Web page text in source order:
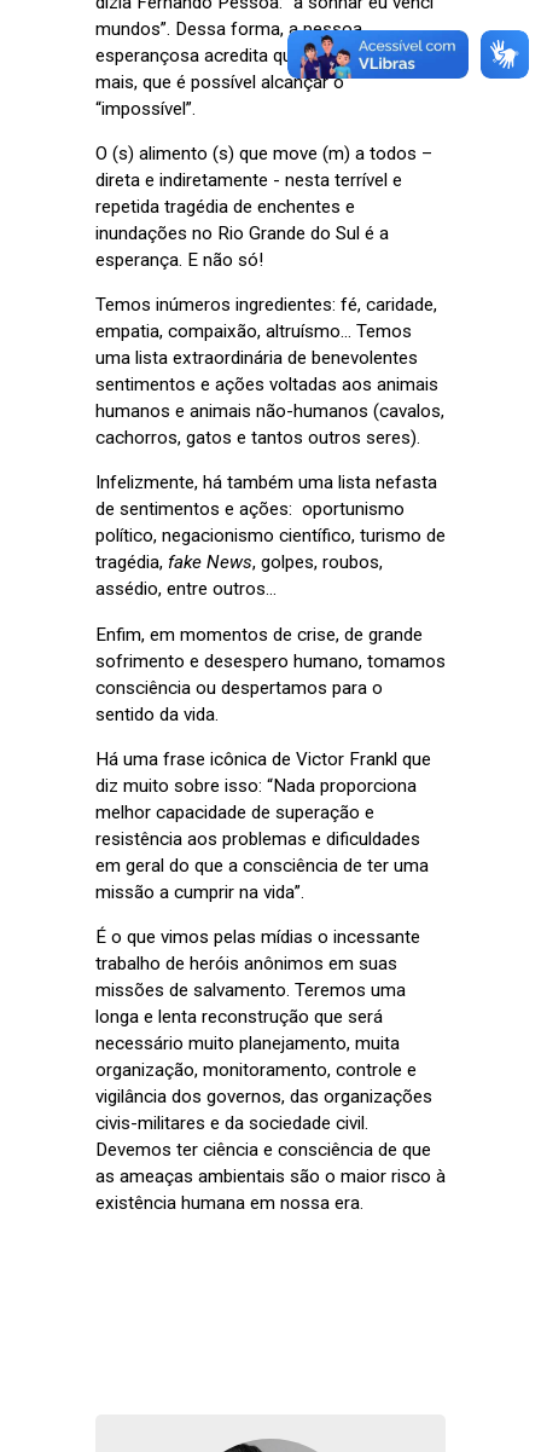
mundos”. Dessa forma, a pessoa
esperançosa acredita que é capaz de algo
mais, que é possível alcançar o
“impossível”.
O (s) alimento (s) que move (m) a todos –
direta e indiretamente - nesta terrível e
repetida tragédia de enchentes e
inundações no Rio Grande do Sul é a
esperança. E não só!
Temos inúmeros ingredientes: fé, caridade,
empatia, compaixão, altruísmo... Temos
uma lista extraordinária de benevolentes
sentimentos e ações voltadas aos animais
humanos e animais não-humanos (cavalos,
cachorros, gatos e tantos outros seres).
Infelizmente, há também uma lista nefasta
de sentimentos e ações: oportunismo
político, negacionismo científico, turismo de
tragédia, fake News, golpes, roubos,
assédio, entre outros...
Enfim, em momentos de crise, de grande
sofrimento e desespero humano, tomamos
consciência ou despertamos para o
sentido da vida.
Há uma frase icônica de Victor Frankl que
diz muito sobre isso: “Nada proporciona
melhor capacidade de superação e
resistência aos problemas e dificuldades
em geral do que a consciência de ter uma
missão a cumprir na vida”.
É o que vimos pelas mídias o incessante
trabalho de heróis anônimos em suas
missões de salvamento. Teremos uma
longa e lenta reconstrução que será
necessário muito planejamento, muita
organização, monitoramento, controle e
vigilância dos governos, das organizações
civis-militares e da sociedade civil.
Devemos ter ciência e consciência de que
as ameaças ambientais são o maior risco à
existência humana em nossa era.